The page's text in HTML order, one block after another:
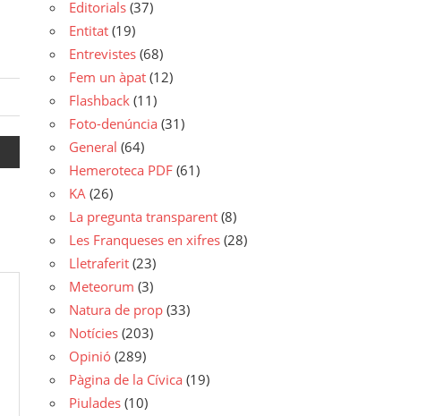
Editorials (37)
Entitat (19)
Entrevistes (68)
Fem un àpat (12)
Flashback (11)
Foto-denúncia (31)
General (64)
Hemeroteca PDF (61)
KA (26)
La pregunta transparent (8)
Les Franqueses en xifres (28)
Lletraferit (23)
Meteorum (3)
Natura de prop (33)
Notícies (203)
Opinió (289)
Pàgina de la Cívica (19)
Piulades (10)